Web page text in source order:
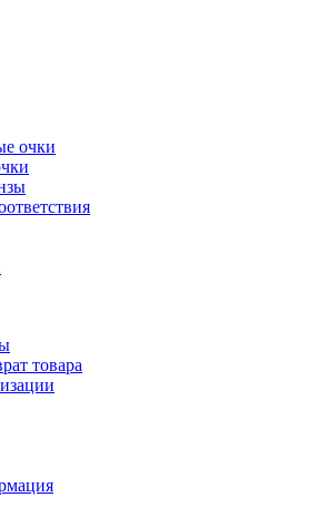
очки
товара